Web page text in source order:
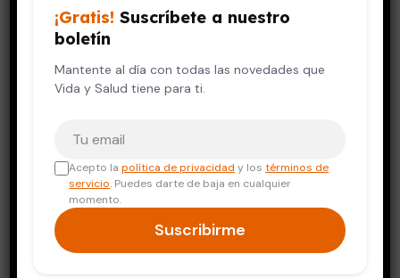
La diabetes y la gripe
(influenza): como evitar las
complicaciones
¡Gratis! Suscríbete a nuestro
boletín
Mantente al día con todas las novedades que
Vida y Salud tiene para ti.
Acepto lapolítica de privacidad y lostérminos de
servicio. Puedes darte de baja en cualquier
momento.
Suscribirme